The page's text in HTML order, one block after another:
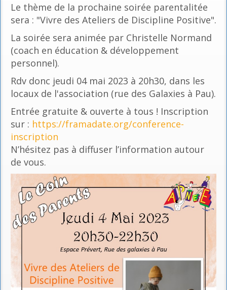
Le thème de la prochaine soirée parentalitée
sera : "Vivre des Ateliers de Discipline Positive".
La soirée sera animée par Christelle Normand
(coach en éducation & développement
personnel).
Rdv donc jeudi 04 mai 2023 à 20h30, dans les
locaux de l'association (rue des Galaxies à Pau).
Entrée gratuite & ouverte à tous ! Inscription
sur : https://framadate.org/conference-
inscription
N’hésitez pas à diffuser l’information autour
de vous.